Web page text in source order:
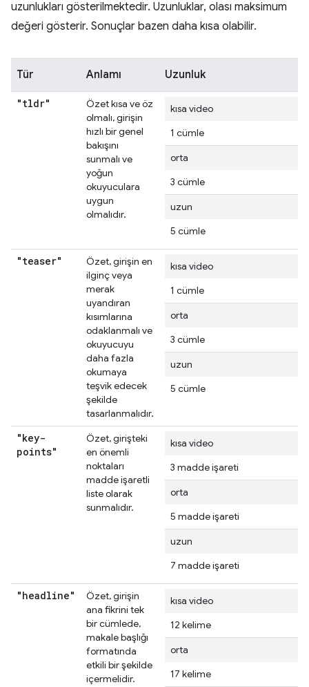
uzunlukları gösterilmektedir. Uzunluklar, olası maksimum
değeri gösterir. Sonuçlar bazen daha kısa olabilir.
Tür Anlamı Uzunluk
"tldr"
Özet kısa ve öz
olmalı, girişin
hızlı bir genel
bakışını
sunmalı ve
yoğun
okuyuculara
uygun
olmalıdır.
kısa video
1 cümle
orta
3 cümle
uzun
5 cümle
"teaser"
Özet, girişin en
ilginç veya
merak
uyandıran
kısımlarına
odaklanmalı ve
okuyucuyu
daha fazla
okumaya
teşvik edecek
şekilde
tasarlanmalıdır.
kısa video
1 cümle
orta
3 cümle
uzun
5 cümle
"key-
points"
Özet, girişteki
en önemli
noktaları
madde işaretli
liste olarak
sunmalıdır.
kısa video
3 madde işareti
orta
5 madde işareti
uzun
7 madde işareti
"headline"
Özet, girişin
ana fikrini tek
bir cümlede,
makale başlığı
formatında
etkili bir şekilde
içermelidir.
kısa video
12 kelime
orta
17 kelime